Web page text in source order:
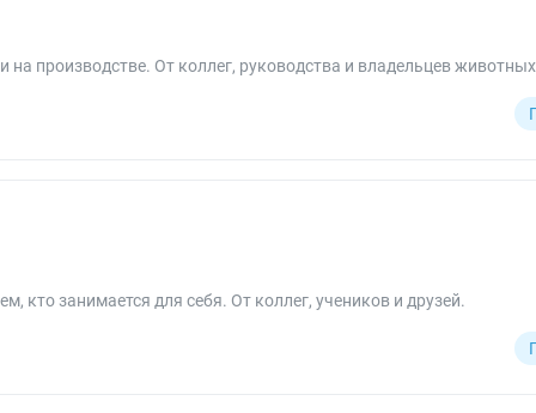
производстве. От коллег, руководства и владельцев
кто занимается для себя. От коллег, учеников и друзей.